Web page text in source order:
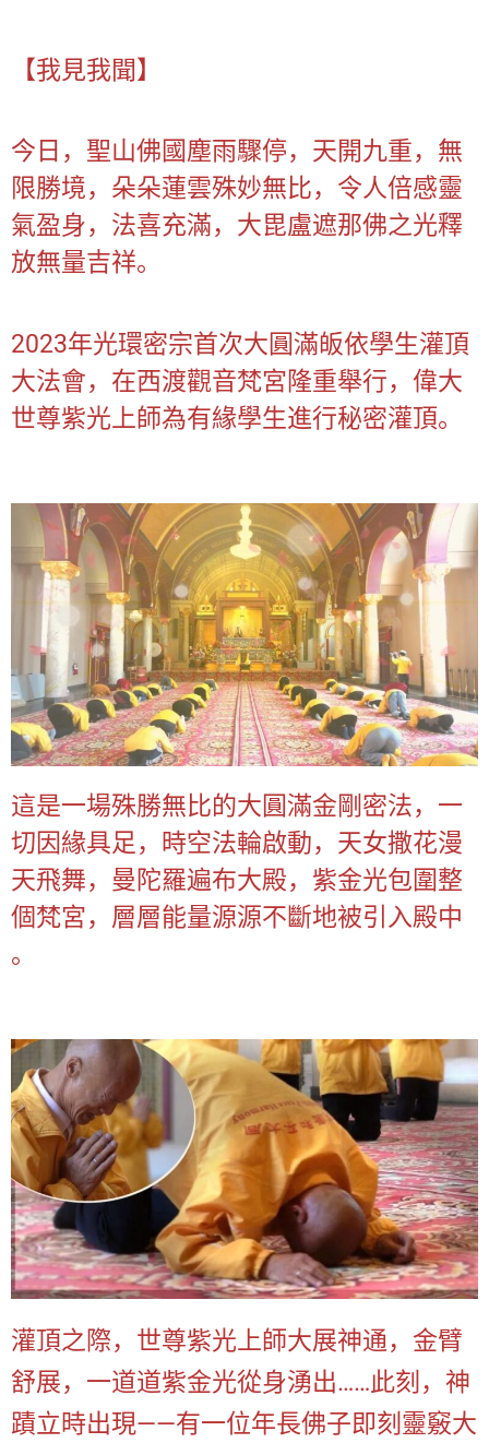
【我見我聞】
今日，聖山佛國塵雨驟停，天開九重，無
限勝境，朵朵蓮雲殊妙無比，令人倍感靈
氣盈身，法喜充滿，大毘盧遮那佛之光釋
放無量吉祥。
2023年光環密宗首次大圓滿皈依學生灌頂
大法會，在西渡觀音梵宮隆重舉行，偉大
世尊紫光上師為有緣學生進行秘密灌頂。
這是一場殊勝無比的大圓滿金剛密法，一
切因緣具足，時空法輪啟動，天女撒花漫
天飛舞，曼陀羅遍布大殿，紫金光包圍整
個梵宮，層層能量源源不斷地被引入殿中
。
灌頂之際，世尊紫光上師大展神通，金臂
舒展，一道道紫金光從身湧出……此刻，神
蹟立時出現——有一位年長佛子即刻靈竅大